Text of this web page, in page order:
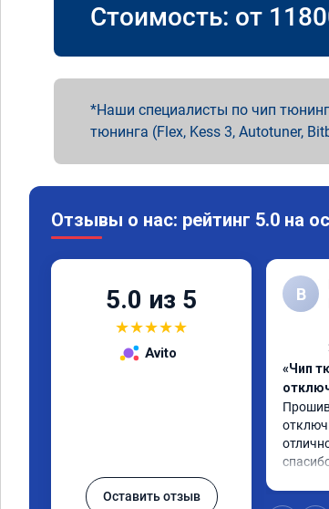
Стоимость: от
Наши специалисты по чип
тюнинга (Flex, Kess 3, Autotuner,
Отзывы о нас: рейтинг 5.0 на
5.0 из 5
★★★★★
Avito
Оставить отзыв
В
«Чип